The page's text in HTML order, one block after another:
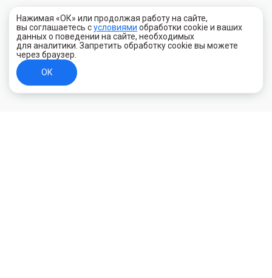
Нажимая «ОК» или продолжая работу на сайте,
вы соглашаетесь сусловиями обработки cookie и ваших
данных о поведении на сайте, необходимых
для аналитики. Запретить обработку cookie вы можете
через браузер.
ОК